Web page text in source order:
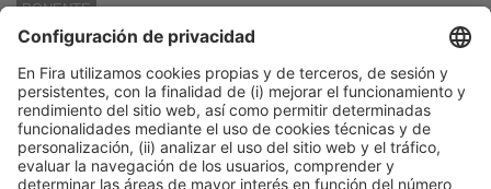
PONENTE
Jaime Ramírez
CEO, Fluidra
Fluidra